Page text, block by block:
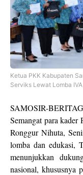
Ketua PKK Kabupaten
Serviks Lewat Lomba
SAMOSIR-
Semangat para
Ronggur Nihuta,
lomba dan edukasi,
menunjukkan
nasional, khususnya